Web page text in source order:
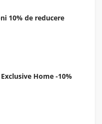
10% de reducere
Home -10%